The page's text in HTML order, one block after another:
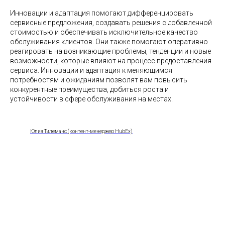
Инновации и адаптация помогают дифференцировать
сервисные предложения, создавать решения с добавленной
стоимостью и обеспечивать исключительное качество
обслуживания клиентов. Они также помогают оперативно
реагировать на возникающие проблемы, тенденции и новые
возможности, которые влияют на процесс предоставления
сервиса. Инновации и адаптация к меняющимся
потребностям и ожиданиям позволят вам повысить
конкурентные преимущества, добиться роста и
устойчивости в сфере обслуживания на местах.
Юлия Тилеманс (контент-менеджер HubEx)